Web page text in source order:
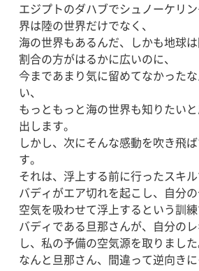
エジプトのダハブでシュノーケリ
界は陸の世界だけでなく、
海の世界もあるんだ、しかも地球
割合の方がはるかに広いのに、
今まであまり気に留めてなかった
い、
もっともっと海の世界も知りたい
出します。
しかし、次にそんな感動を吹き飛
す。
それは、浮上する前に行ったスキル
バディがエア切れを起こし、自分
空気を吸わせて浮上するという訓練
バディである旦那さんが、自分の
し、私の予備の空気源を取りました
なんと旦那さん、間違って逆向き